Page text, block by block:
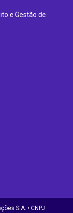
e Gestão de
S.A. • CNPJ